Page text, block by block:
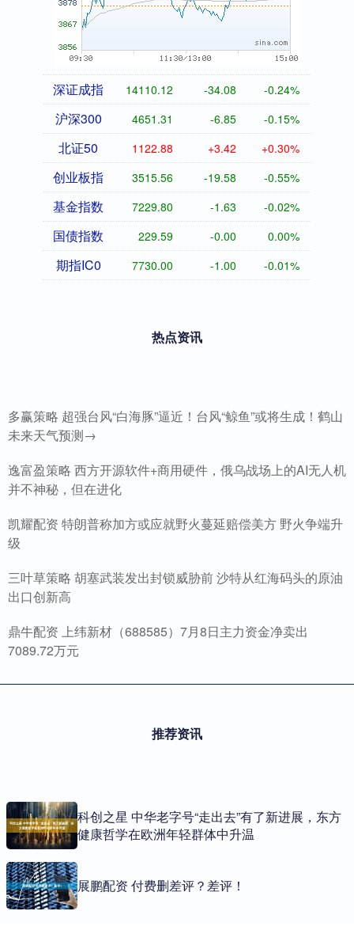
深证成指 14110.12 -34.08 -0.24%
沪深300 4651.31 -6.85 -0.15%
北证50 1122.88 +3.42 +0.30%
创业板指 3515.56 -19.58 -0.55%
基金指数 7229.80 -1.63 -0.02%
国债指数 229.59 -0.00 0.00%
期指IC0 7730.00 -1.00 -0.01%
热点资讯
多赢策略 超强台风“白海豚”逼近！台风“鲸鱼”或将生成！鹤山
未来天气预测→
逸富盈策略 西方开源软件+商用硬件，俄乌战场上的AI无人机
并不神秘，但在进化
凯耀配资 特朗普称加方或应就野火蔓延赔偿美方 野火争端升
级
三叶草策略 胡塞武装发出封锁威胁前 沙特从红海码头的原油
出口创新高
鼎牛配资 上纬新材（688585）7月8日主力资金净卖出
7089.72万元
推荐资讯
科创之星 中华老字号“走出去”有了新进展，东方
健康哲学在欧洲年轻群体中升温
展鹏配资 付费删差评？差评！